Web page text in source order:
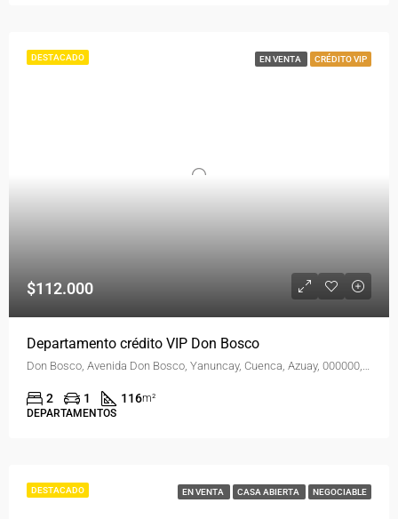
DESTACADO EN VENTA CRÉDITO VIP
$112.000
Departamento crédito VIP Don Bosco
Don Bosco, Avenida Don Bosco, Yanuncay, Cuenca, Azuay, 000000, Ecuador
2 1 116m²
DEPARTAMENTOS
DESTACADO EN VENTA CASA ABIERTA NEGOCIABLE